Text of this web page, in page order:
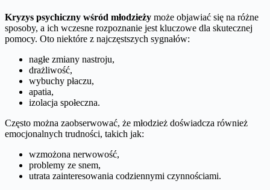
Kryzys psychiczny wśród młodzieży może objawiać się na różne
sposoby, a ich wczesne rozpoznanie jest kluczowe dla skutecznej
pomocy. Oto niektóre z najczęstszych sygnałów:
nagłe zmiany nastroju,
drażliwość,
wybuchy płaczu,
apatia,
izolacja społeczna.
Często można zaobserwować, że młodzież doświadcza również
emocjonalnych trudności, takich jak:
wzmożona nerwowość,
problemy ze snem,
utrata zainteresowania codziennymi czynnościami.